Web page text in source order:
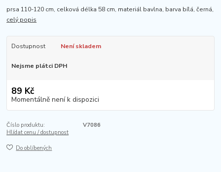
prsa 110-120 cm, celková délka 58 cm, materiál bavlna, barva bílá, černá,
celý popis
Dostupnost Není skladem
Nejsme plátci DPH
89 Kč
Momentálně není k dispozici
Číslo produktu:
V7086
Hlídat cenu / dostupnost
Do oblíbených